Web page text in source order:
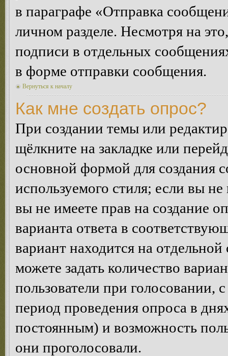
в параграфе «Отправка
личном разделе. Несмотря на
подписи в отдельных
в форме отправки сообщения.
Вернуться к началу
Как мне создать опрос?
При создании темы или
щёлкните на закладке или
основной формой для создания
используемого стиля; если вы
вы не имеете прав на создание
варианта ответа в
вариант находится на
можете задать количество
пользователи при
период проведения опроса в
постоянным) и возможность
они проголосовали.